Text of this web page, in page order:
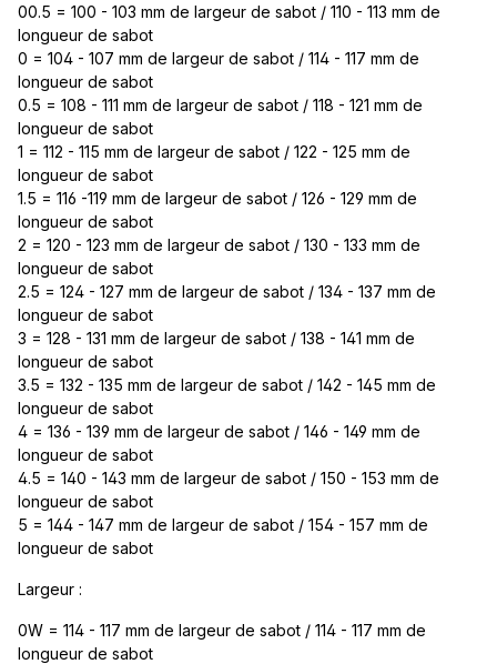
00.5 = 100 - 103 mm de largeur de sabot / 110 - 113 mm de
longueur de sabot
0 = 104 - 107 mm de largeur de sabot / 114 - 117 mm de
longueur de sabot
0.5 = 108 - 111 mm de largeur de sabot / 118 - 121 mm de
longueur de sabot
1 = 112 - 115 mm de largeur de sabot / 122 - 125 mm de
longueur de sabot
1.5 = 116 -119 mm de largeur de sabot / 126 - 129 mm de
longueur de sabot
2 = 120 - 123 mm de largeur de sabot / 130 - 133 mm de
longueur de sabot
2.5 = 124 - 127 mm de largeur de sabot / 134 - 137 mm de
longueur de sabot
3 = 128 - 131 mm de largeur de sabot / 138 - 141 mm de
longueur de sabot
3.5 = 132 - 135 mm de largeur de sabot / 142 - 145 mm de
longueur de sabot
4 = 136 - 139 mm de largeur de sabot / 146 - 149 mm de
longueur de sabot
4.5 = 140 - 143 mm de largeur de sabot / 150 - 153 mm de
longueur de sabot
5 = 144 - 147 mm de largeur de sabot / 154 - 157 mm de
longueur de sabot
Largeur :
0W = 114 - 117 mm de largeur de sabot / 114 - 117 mm de
longueur de sabot